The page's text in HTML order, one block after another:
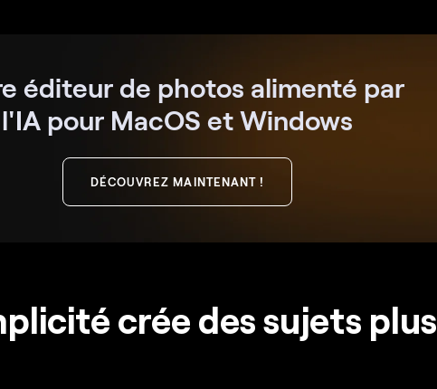
éditeur de photos alimenté par
l'IA pour MacOS et Windows
DÉCOUVREZ MAINTENANT !
crée des sujets plus